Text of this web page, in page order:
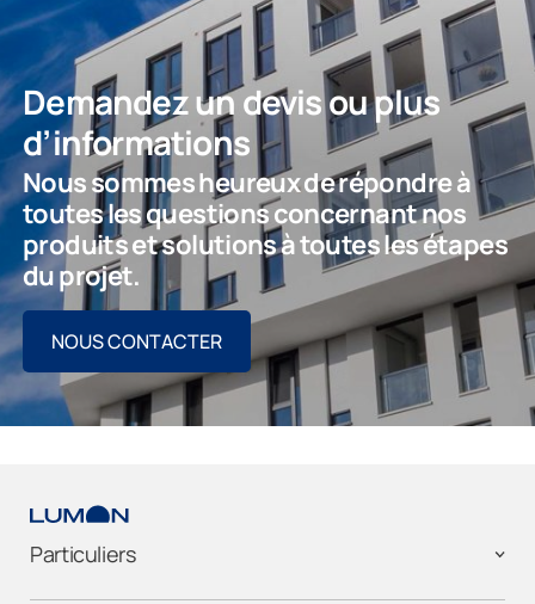
Demandez un devis ou plus
d’informations
Nous sommes heureux de répondre à
toutes les questions concernant nos
produits et solutions à toutes les étapes
du projet.
NOUS CONTACTER
Particuliers